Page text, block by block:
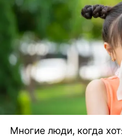
Многие люди, когда